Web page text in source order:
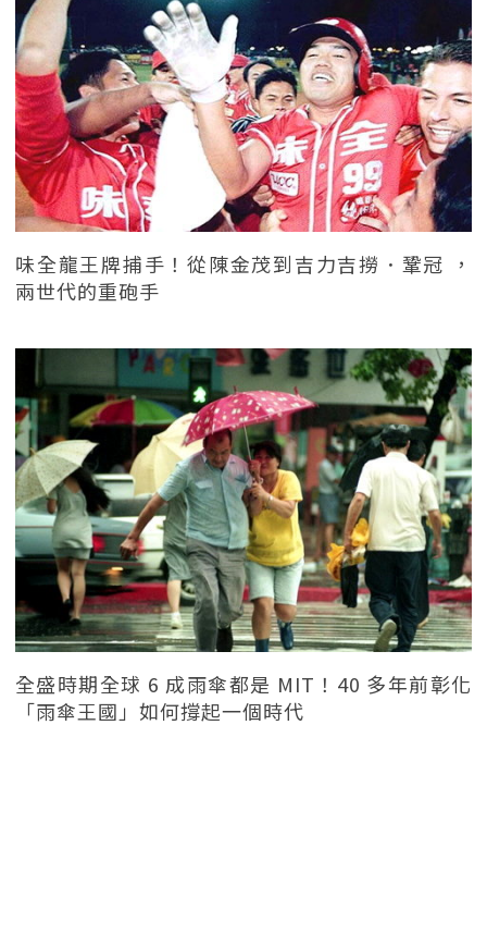
味全龍王牌捕手！從陳金茂到吉力吉撈．鞏冠 ，
兩世代的重砲手
全盛時期全球 6 成雨傘都是 MIT！40 多年前彰化
「雨傘王國」如何撐起一個時代